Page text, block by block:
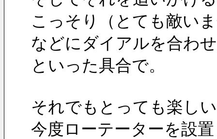
こっそり（とても敵い
などにダイアルを合わ
といった具合で。
それでもとっても楽し
今度ローテーターを設